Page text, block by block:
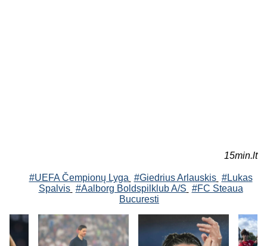
15min.lt
#UEFA Čempionų Lyga #Giedrius Arlauskis #Lukas
Spalvis #Aalborg Boldspilklub A/S #FC Steaua
Bucuresti